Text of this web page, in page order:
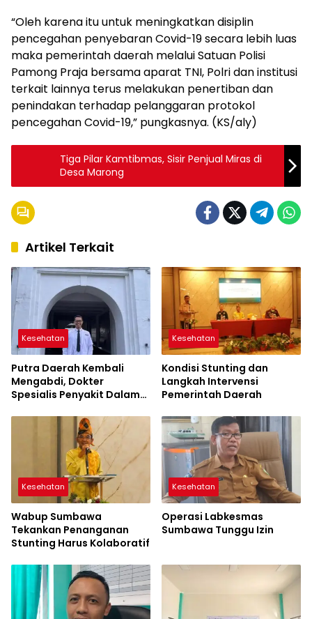
“Oleh karena itu untuk meningkatkan disiplin
pencegahan penyebaran Covid-19 secara lebih luas
maka pemerintah daerah melalui Satuan Polisi
Pamong Praja bersama aparat TNI, Polri dan institusi
terkait lainnya terus melakukan penertiban dan
penindakan terhadap pelanggaran protokol
pencegahan Covid-19,” pungkasnya. (KS/aly)
Tiga Pilar Kamtibmas, Sisir Penjual Miras di
Desa Marong
Artikel Terkait
Kesehatan
Putra Daerah Kembali
Mengabdi, Dokter
Spesialis Penyakit Dalam
Masyarakat Sumbawa
Kesehatan
Kondisi Stunting dan
Langkah Intervensi
Pemerintah Daerah
Kesehatan
Wabup Sumbawa
Tekankan Penanganan
Stunting Harus Kolaboratif
Kesehatan
Operasi Labkesmas
Sumbawa Tunggu Izin